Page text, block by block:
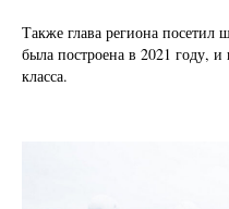
Также глава региона посетил
была построена в 2021 году,
класса.